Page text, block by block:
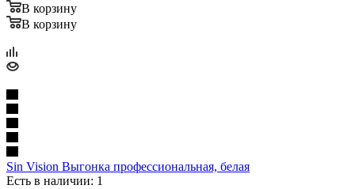
В корзину
В корзину
Sin Vision Выгонка профеccиональная, белая
Есть в наличии: 1